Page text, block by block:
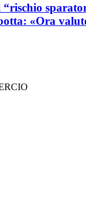
“rischio
«Ora